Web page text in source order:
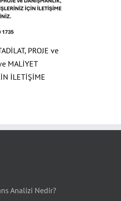
PROJE ve
MALİYET
İLETİŞİME
Analizi Nedir?